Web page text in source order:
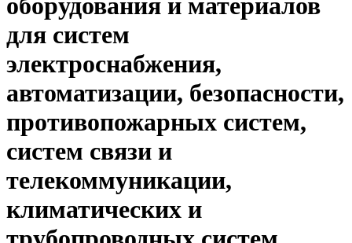
оборудования и материалов
для систем
электроснабжения,
автоматизации, безопасности,
противопожарных систем,
систем связи и
телекоммуникации,
климатических и